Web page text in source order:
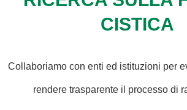
CISTICA
Collaboriamo con enti ed istituzioni per
rendere trasparente il processo di